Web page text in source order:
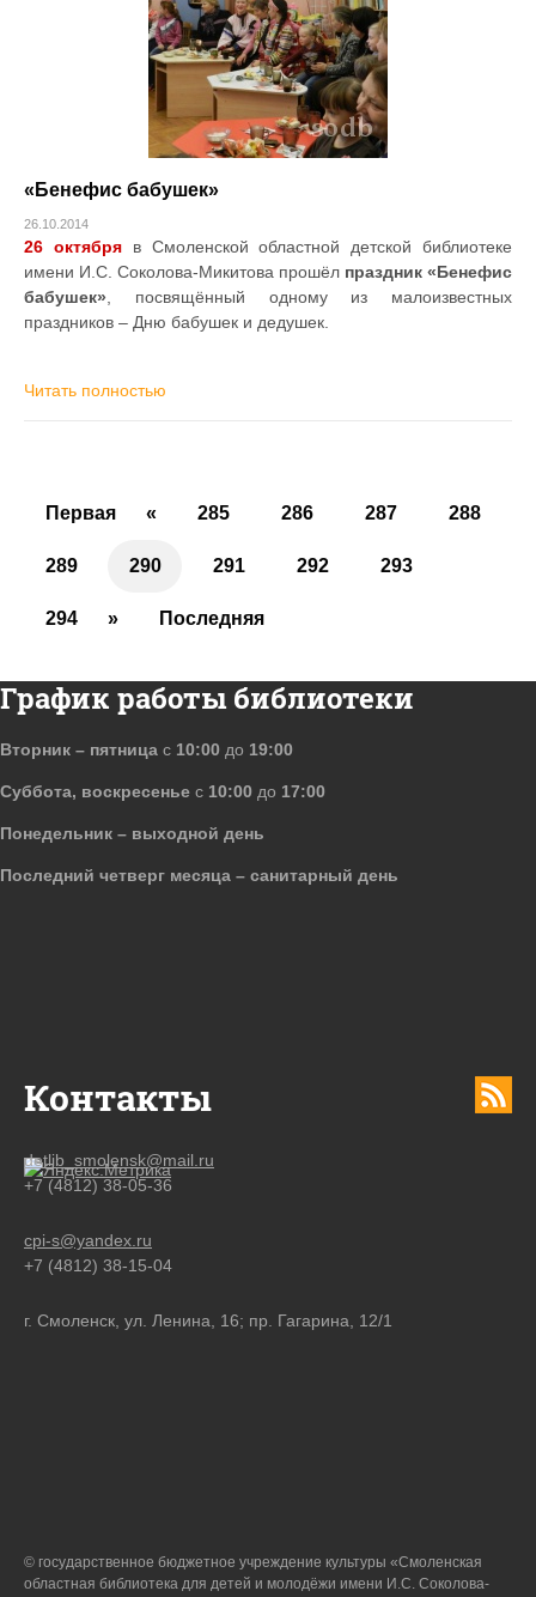
«Бенефис бабушек»
26.10.2014
26 октября в Смоленской областной детской библиотеке
имени И.С. Соколова-Микитова прошёл праздник «Бенефис
бабушек» , посвящённый одному из малоизвестных
праздников – Дню бабушек и дедушек.
Читать полностью
Первая « 285 286 287 288
289 290 291 292 293
294 » Последняя
Контакты
detlib_smolensk@mail.ru
+7 (4812) 38-05-36
cpi-s@yandex.ru
+7 (4812) 38-15-04
г. Смоленск, ул. Ленина, 16; пр. Гагарина, 12/1
График работы библиотеки
Вторник – пятница с 10:00 до 19:00
Суббота, воскресенье с 10:00 до 17:00
Понедельник – выходной день
Последний четверг месяца – санитарный день
© государственное бюджетное учреждение культуры «Смоленская
областная библиотека для детей и молодёжи имени И.С. Соколова-